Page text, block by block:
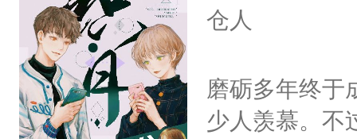
仓人
磨砺多年终于
少人羡慕。不